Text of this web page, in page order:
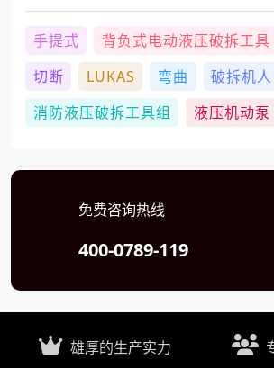
手提式 背负式电动液压破拆工具
切断
LUKAS 弯曲
破拆机人
消防液压破拆工具组
液压机动泵
免费咨询热线
400-0789-119
雄厚的生产实力